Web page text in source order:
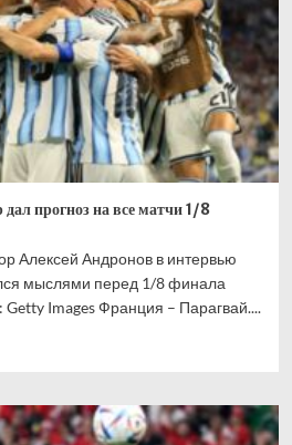
прогноз на все матчи 1/8
Алексей Андронов в интервью
мыслями перед 1/8 финала
Images Франция – Парагвай....